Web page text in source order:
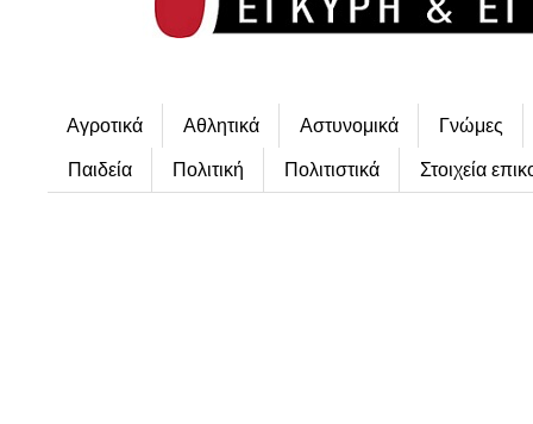
Αγροτικά Αθλητικά Αστυνομικά Γνώμες
Παιδεία Πολιτική Πολιτιστικά Στοιχεία